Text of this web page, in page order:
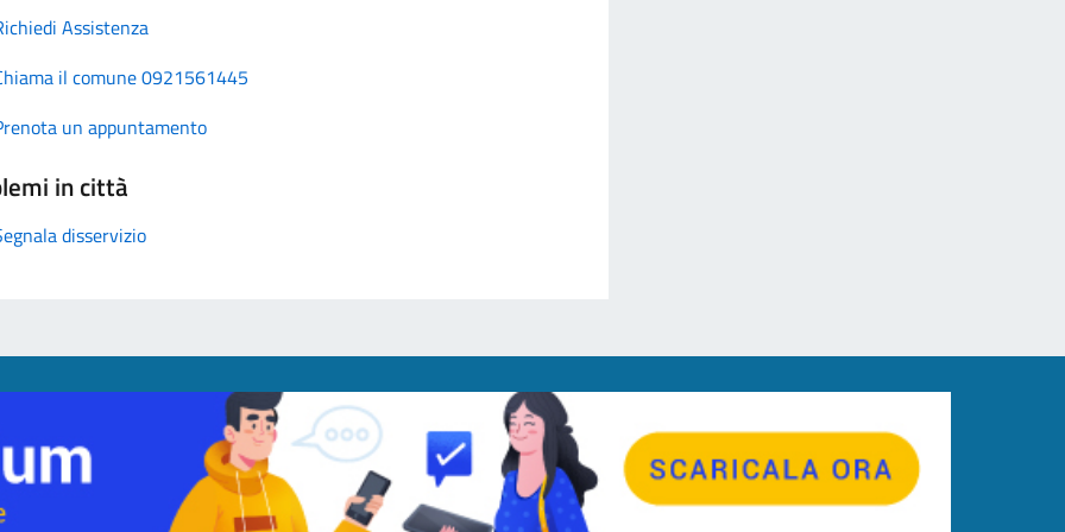
Assistenza
il comune 0921561445
un appuntamento
in città
disservizio